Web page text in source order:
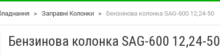
> Заправні Колонки > Бензинова колонка SAG-600 12,24-50
Бензинова колонка SAG-600 12,24-50